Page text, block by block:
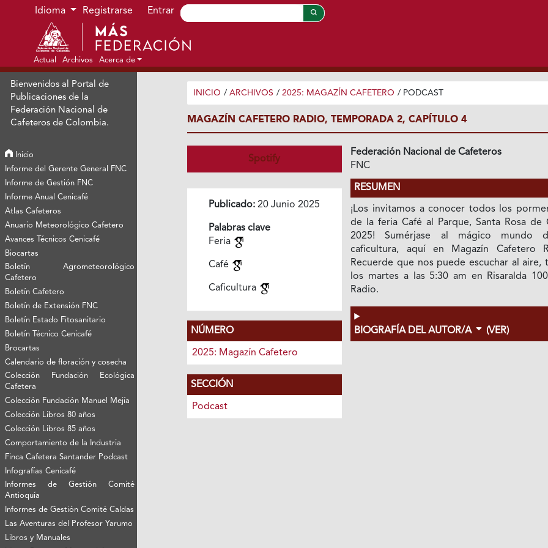
Ir al menú de navegación principal
Ir al contenido principal
Ir al pie de página del sitio
Idioma Registrarse Entrar
Actual Archivos Acerca de
Bienvenidos al Portal de
Publicaciones de la
Federación Nacional de
Cafeteros de Colombia.
Inicio
Informe del Gerente General FNC
Informe de Gestión FNC
Informe Anual Cenicafé
Atlas Cafeteros
Anuario Meteorológico Cafetero
Avances Técnicos Cenicafé
Biocartas
Boletín Agrometeorológico
Cafetero
Boletín Cafetero
Boletín de Extensión FNC
Boletín Estado Fitosanitario
Boletín Técnico Cenicafé
Brocartas
Calendario de floración y cosecha
Colección Fundación Ecológica
Cafetera
Colección Fundación Manuel Mejía
Colección Libros 80 años
Colección Libros 85 años
Comportamiento de la Industria
Finca Cafetera Santander Podcast
Infografías Cenicafé
Informes de Gestión Comité
Antioquía
Informes de Gestión Comité Caldas
Las Aventuras del Profesor Yarumo
Libros y Manuales
INICIO / ARCHIVOS / 2025: MAGAZÍN CAFETERO / PODCAST
MAGAZÍN CAFETERO RADIO, TEMPORADA 2, CAPÍTULO 4
Spotify
Publicado: 20 Junio 2025
Palabras clave
Feria
Café
Caficultura
NÚMERO
2025: Magazín Cafetero
SECCIÓN
Podcast
Federación Nacional de Cafeteros
FNC
RESUMEN
¡Los invitamos a conocer todos los
de la feria Café al Parque, Santa Rosa de
2025! Sumérjase al mágico mundo
caficultura, aquí en Magazín Cafetero
Recuerde que nos puede escuchar al aire,
los martes a las 5:30 am en Risaralda
Radio.
BIOGRAFÍA DEL AUTOR/A (VER)